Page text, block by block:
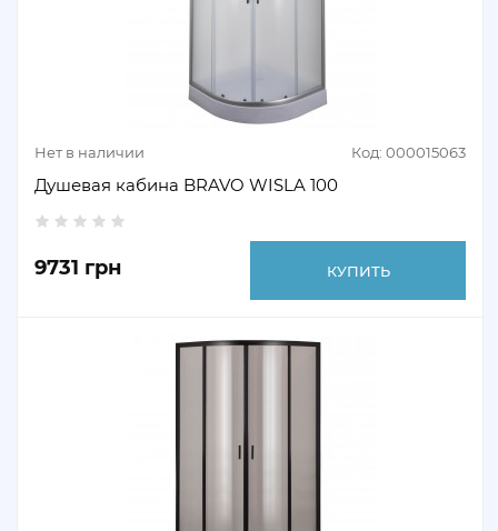
Нет в наличии Код: 000015063
Душевая кабина BRAVO WISLA 100
9731 грн КУПИТЬ